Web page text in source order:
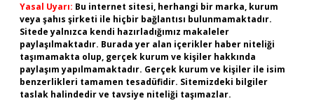
Yasal Uyarı: Bu internet sitesi, herhangi bir marka, kurum
veya şahıs şirketi ile hiçbir bağlantısı bulunmamaktadır.
Sitede yalnızca kendi hazırladığımız makaleler
paylaşılmaktadır. Burada yer alan içerikler haber niteliği
taşımamakta olup, gerçek kurum ve kişiler hakkında
paylaşım yapılmamaktadır. Gerçek kurum ve kişiler ile isim
benzerlikleri tamamen tesadüfidir. Sitemizdeki bilgiler
taslak halindedir ve tavsiye niteliği taşımazlar.